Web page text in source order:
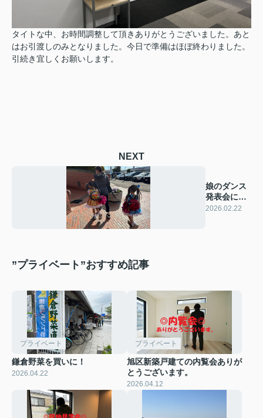
タイトな中、お時間調整して頂きありがとうございました。あと
はお引渡しのみとなりました。今日で準備はほぼ終わりました。
引続き宜しくお願いします。
NEXT
娘のダンス
発表会に行
ってきまし
2026.02.22
”プライベート”おすすめ記事
プライベート
鎌倉野菜を買いに！
2026.04.22
プライベート
旭区新築戸建ての内覧会ありが
とうございます。
2026.04.12